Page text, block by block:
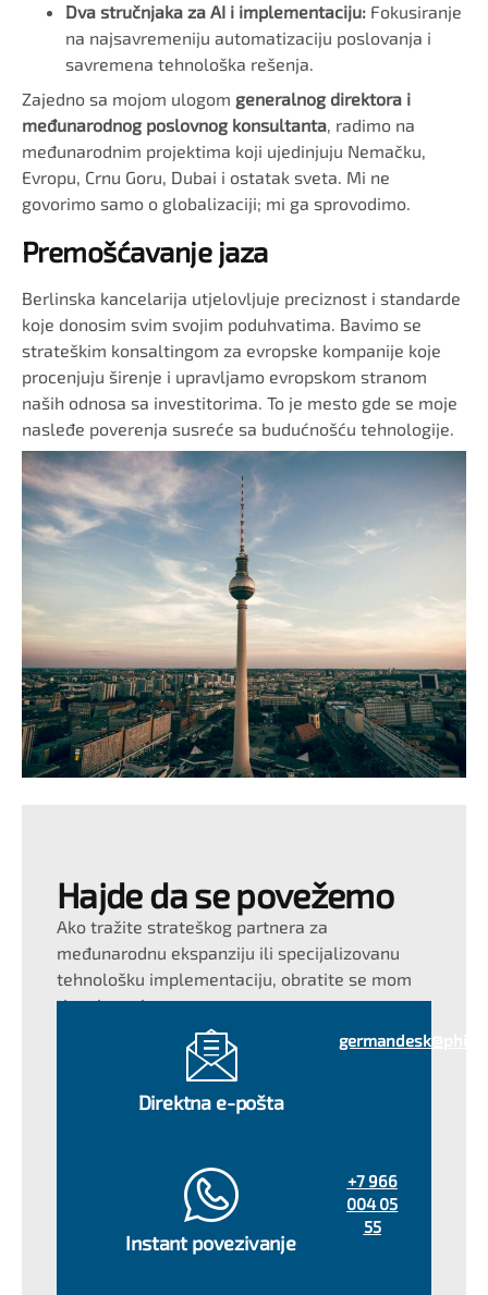
Dva stručnjaka za AI i implementaciju: Fokusiranje
na najsavremeniju automatizaciju poslovanja i
savremena tehnološka rešenja.
Zajedno sa mojom ulogom generalnog direktora i
međunarodnog poslovnog konsultanta, radimo na
međunarodnim projektima koji ujedinjuju Nemačku,
Evropu, Crnu Goru, Dubai i ostatak sveta. Mi ne
govorimo samo o globalizaciji; mi ga sprovodimo.
Premošćavanje jaza
Berlinska kancelarija utjelovljuje preciznost i standarde
koje donosim svim svojim poduhvatima. Bavimo se
strateškim konsaltingom za evropske kompanije koje
procenjuju širenje i upravljamo evropskom stranom
naših odnosa sa investitorima. To je mesto gde se moje
nasleđe poverenja susreće sa budućnošću tehnologije.
Hajde da se povežemo
Ako tražite strateškog partnera za
međunarodnu ekspanziju ili specijalizovanu
tehnološku implementaciju, obratite se mom
timu i meni.
Direktna e-pošta
Instant povezivanje
+7 966
004 05
55